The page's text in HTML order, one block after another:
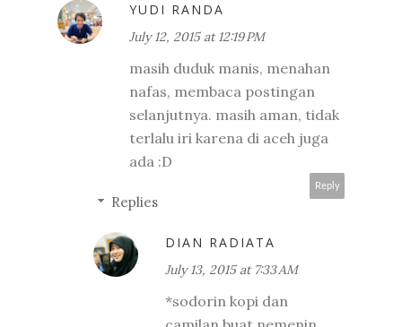
YUDI RANDA
July 12, 2015 at 12:19 PM
masih duduk manis, menahan
nafas, membaca postingan
selanjutnya. masih aman, tidak
terlalu iri karena di aceh juga
ada :D
Reply
Replies
DIAN RADIATA
July 13, 2015 at 7:33 AM
*sodorin kopi dan